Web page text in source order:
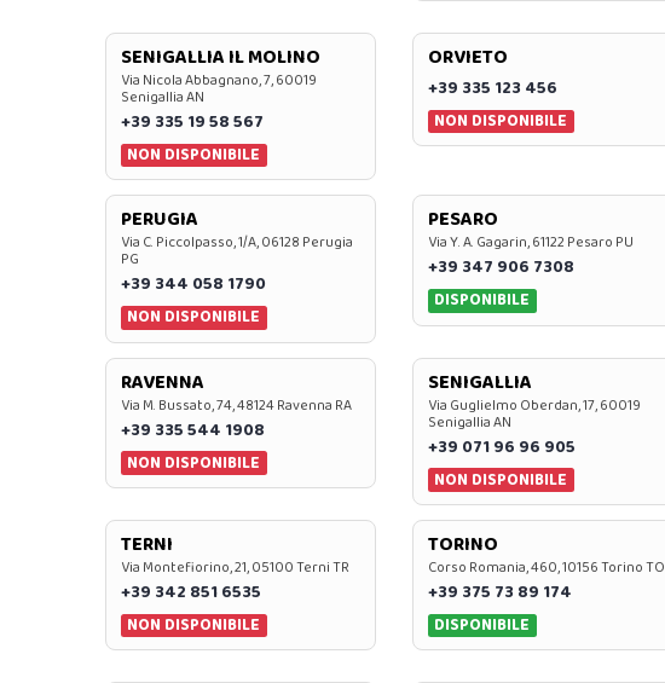
SENIGALLIA IL MOLINO
Via Nicola Abbagnano, 7, 60019
Senigallia AN
+39 335 19 58 567
NON DISPONIBILE
ORVIETO
+39 335 123 456
NON DISPONIBILE
PERUGIA
Via C. Piccolpasso, 1/A, 06128 Perugia
PG
+39 344 058 1790
NON DISPONIBILE
PESARO
Via Y. A. Gagarin, 61122 Pesaro PU
+39 347 906 7308
DISPONIBILE
RAVENNA
Via M. Bussato, 74, 48124 Ravenna RA
+39 335 544 1908
NON DISPONIBILE
SENIGALLIA
Via Guglielmo Oberdan, 17, 60019
Senigallia AN
+39 071 96 96 905
NON DISPONIBILE
TERNI
Via Montefiorino, 21, 05100 Terni TR
+39 342 851 6535
NON DISPONIBILE
TORINO
Corso Romania, 460, 10156 Torino TO
+39 375 73 89 174
DISPONIBILE